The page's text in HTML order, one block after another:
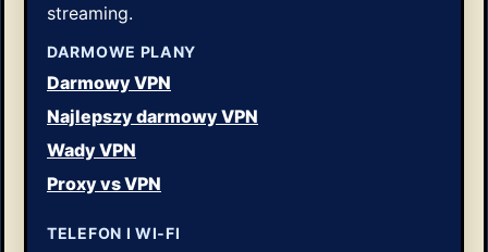
streaming.
DARMOWE PLANY
Darmowy VPN
Najlepszy darmowy VPN
Wady VPN
Proxy vs VPN
TELEFON I WI‑FI